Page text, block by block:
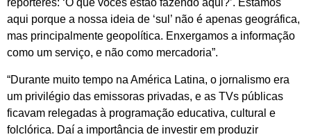
repórteres: ‘O que vocês estão fazendo aqui?’. Estamos
aqui porque a nossa ideia de ‘sul’ não é apenas geográfica,
mas principalmente geopolítica. Enxergamos a informação
como um serviço, e não como mercadoria”.
“Durante muito tempo na América Latina, o jornalismo era
um privilégio das emissoras privadas, e as TVs públicas
ficavam relegadas à programação educativa, cultural e
folclórica. Daí a importância de investir em produzir